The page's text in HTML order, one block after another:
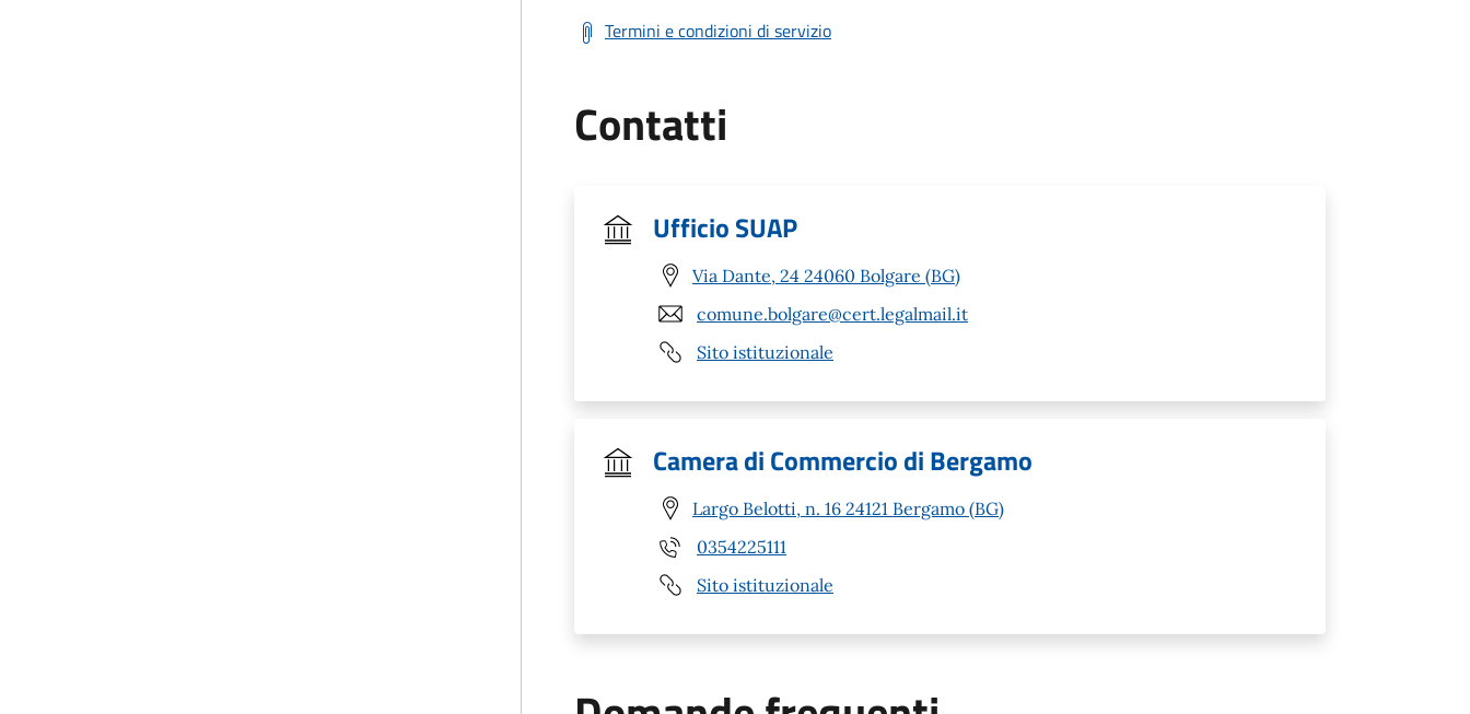
Termini e condizioni di servizio
Contatti
Ufficio SUAP
Via Dante, 24 24060 Bolgare (BG)
comune.bolgare@cert.legalmail.it
Sito istituzionale
Camera di Commercio di Bergamo
Largo Belotti, n. 16 24121 Bergamo (BG)
0354225111
Sito istituzionale